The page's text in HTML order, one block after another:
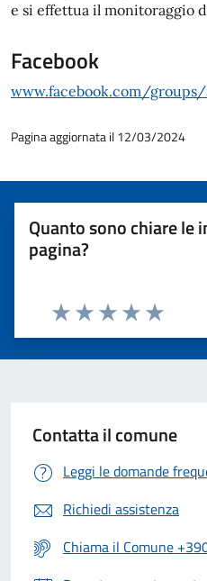
e si effettua il monitoraggio
Facebook
www.facebook.com/groups/
Pagina aggiornata il 12/03/2024
Quanto sono chiare le
pagina?
Valuta 5
Valuta 4
Valuta 3 stelle su
Valuta 2 stelle su 5
Valuta 1 stelle su 5
Contatta il comune
Leggi le domande
Richiedi assistenza
Chiama il Comune